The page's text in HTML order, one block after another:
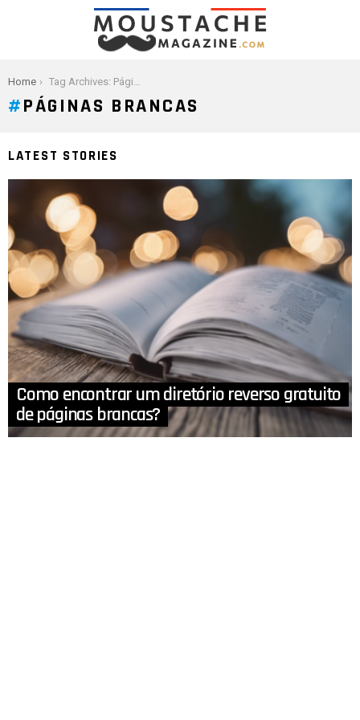
You are here:
Home Tag Archives: Páginas brancas
PÁGINAS BRANCAS
LATEST STORIES
Como encontrar um diretório reverso gratuito
de páginas brancas?